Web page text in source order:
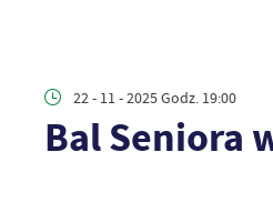
22 - 11 - 2025 Godz. 19:00
Bal Seniora